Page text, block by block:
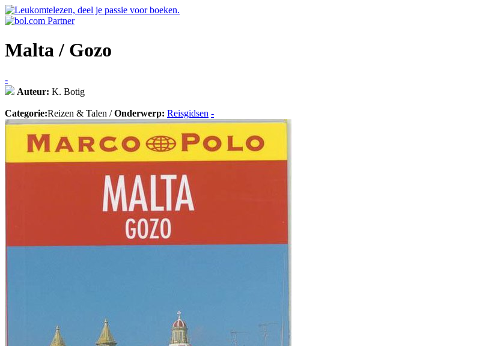
Malta / Gozo
-
Auteur: K. Botig
Categorie:Reizen & Talen /Onderwerp: Reisgidsen -